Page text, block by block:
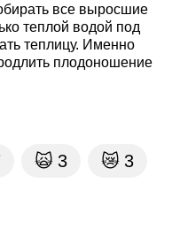
все выросшие
теплой водой под
теплицу. Именно
плодоношение
🙀 3 😿 3